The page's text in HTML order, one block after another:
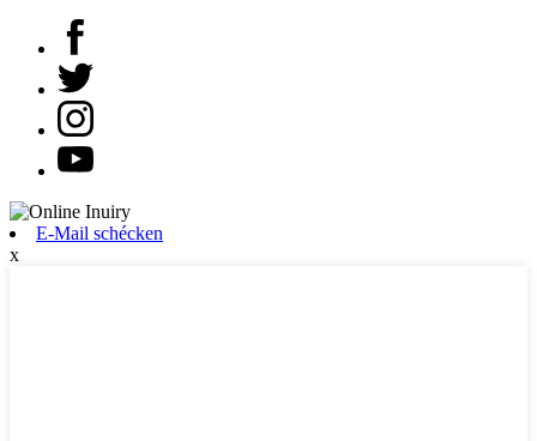
E-Mail schécken
x